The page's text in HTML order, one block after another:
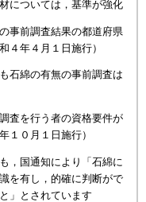
については，基準が強化
事前調査結果の都道府県
４年４月１日施行）
石綿の有無の事前調査は
査を行う者の資格要件が
１０月１日施行）
，国通知により「石綿に
を有し，的確に判断がで
」とされています